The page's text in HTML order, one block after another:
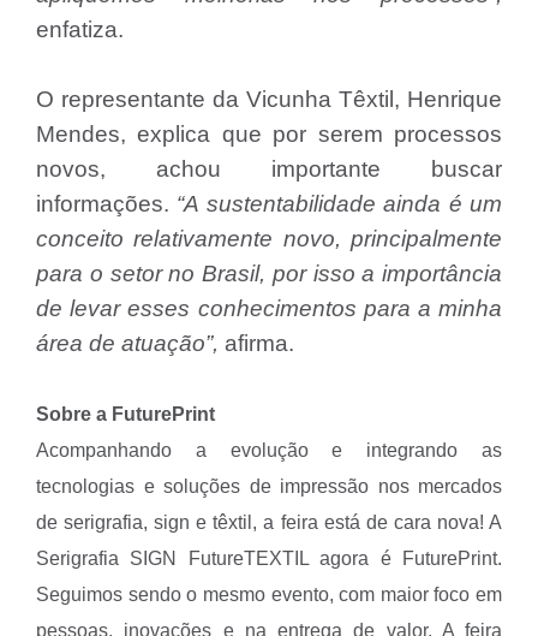
enfatiza.
O representante da Vicunha Têxtil, Henrique
Mendes, explica que por serem processos
novos, achou importante buscar
informações. “A sustentabilidade ainda é um
conceito relativamente novo, principalmente
para o setor no Brasil, por isso a importância
de levar esses conhecimentos para a minha
área de atuação”, afirma.
Sobre a FuturePrint
Acompanhando a evolução e integrando as
tecnologias e soluções de impressão nos mercados
de serigrafia, sign e têxtil, a feira está de cara nova! A
Serigrafia SIGN FutureTEXTIL agora é FuturePrint.
Seguimos sendo o mesmo evento, com maior foco em
pessoas, inovações e na entrega de valor. A feira